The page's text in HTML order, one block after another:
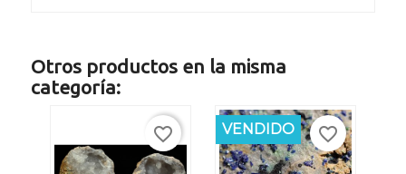
Otros productos en la misma
categoría:
favorite_border VENDIDO favorite_border